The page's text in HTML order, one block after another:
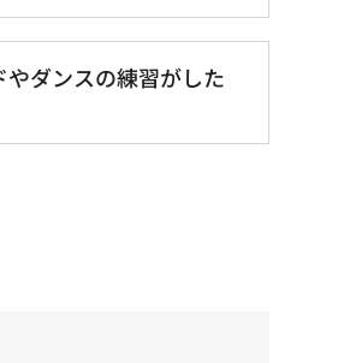
ダンスの練習がした